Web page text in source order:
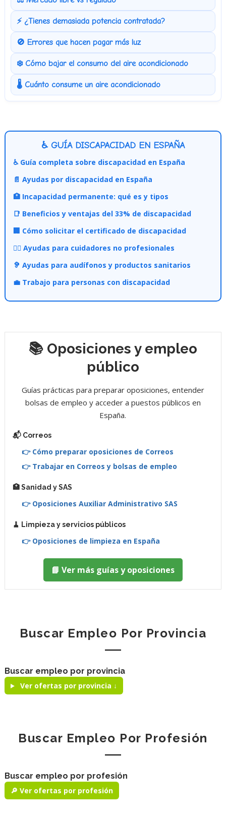
⚡ ¿Tienes demasiada potencia contratada?
🚫 Errores que hacen pagar más luz
❄️ Cómo bajar el consumo del aire acondicionado
🌡️ Cuánto consume un aire acondicionado
♿ GUÍA DISCAPACIDAD EN ESPAÑA
♿ Guía completa sobre discapacidad en España
📄 Ayudas por discapacidad en España
🏥 Incapacidad permanente: qué es y tipos
📑 Beneficios y ventajas del 33% de discapacidad
🏢 Cómo solicitar el certificado de discapacidad
👩‍⚕️ Ayudas para cuidadores no profesionales
🦻 Ayudas para audífonos y productos sanitarios
💼 Trabajo para personas con discapacidad
📚 Oposiciones y empleo
público
Guías prácticas para preparar oposiciones, entender
bolsas de empleo y acceder a puestos públicos en
España.
📬 Correos
👉 Cómo preparar oposiciones de Correos
👉 Trabajar en Correos y bolsas de empleo
🏥 Sanidad y SAS
👉 Oposiciones Auxiliar Administrativo SAS
🧹 Limpieza y servicios públicos
👉 Oposiciones de limpieza en España
📘 Ver más guías y oposiciones
Buscar Empleo Por Provincia
Buscar empleo por provincia
Ver ofertas por provincia ↓
Buscar Empleo Por Profesión
Buscar empleo por profesión
🔎 Ver ofertas por profesión